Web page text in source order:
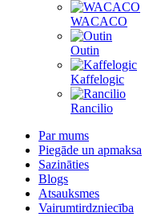
WACACO
Outin
Kaffelogic
Rancilio
Par mums
Piegāde un apmaksa
Sazināties
Blogs
Atsauksmes
Vairumtirdzniecība